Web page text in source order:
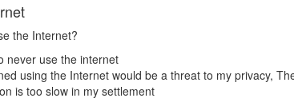
the Internet?
never use the internet
using the Internet would be a threat to my privacy,
is too slow in my settlement